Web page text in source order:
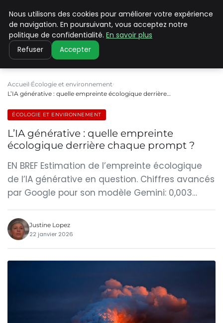
CLIMATE C ADVANCED
Accueil Écologie et environnement
L’IA générative : quelle empreinte écologique derrière…
ÉCOLOGIE ET ENVIRONNEMENT
L’IA générative : quelle empreinte
écologique derrière chaque prompt ?
EN BREF Estimation de l’empreinte écologique
de l’IA générative en question. Chiffres avancés
par Google pour son modèle Gemini: 0,003…
Justine Lopez
22 janvier 2026
Nous utilisons des cookies pour améliorer votre expérience
de navigation. En poursuivant, vous acceptez notre
politique de confidentialité. En savoir plus
Refuser Accepter